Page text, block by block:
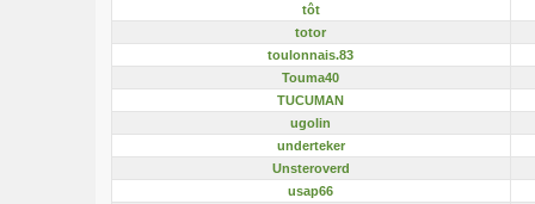
tôt
totor
toulonnais.83
Touma40
TUCUMAN
ugolin
underteker
Unsteroverd
usap66